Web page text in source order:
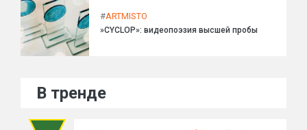
#ARTMISTO
»CYCLOP»: видеопоэзия высшей пробы
В тренде